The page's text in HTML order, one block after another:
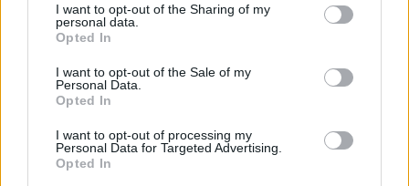
I want to opt-out of the Sharing of my
personal data.
Opted In
I want to opt-out of the Sale of my
Personal Data.
Opted In
I want to opt-out of processing my
Personal Data for Targeted Advertising.
Opted In